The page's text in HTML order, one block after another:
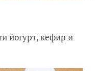
йогурт, кефир и